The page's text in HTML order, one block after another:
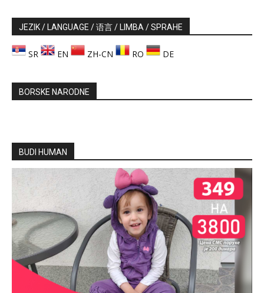
JEZIK / LANGUAGE / 语言 / LIMBA / SPRAHE
SR EN ZH-CN RO DE
BORSKE NARODNE
BUDI HUMAN